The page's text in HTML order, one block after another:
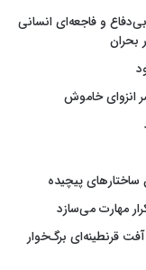
و فاجعه‌ای انسانی
بحران
انزوای خاموش
پیچیده
مهارت می‌سازد
قرنطینه‌ای برگ‌خوار